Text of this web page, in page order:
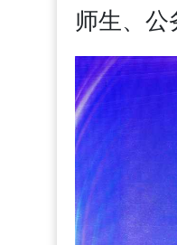
师生、公